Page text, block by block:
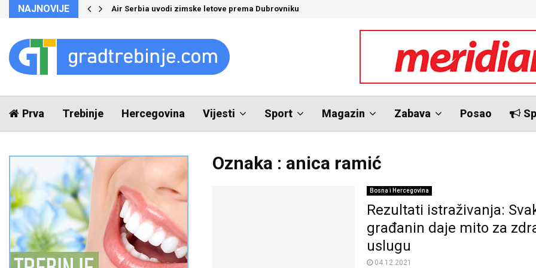
NAJNOVIJE Air Serbia uvodi zimske letove prema Dubrovniku
Prva Trebinje Hercegovina Vijesti Sport Magazin Zabava Posao
Oznaka : anica ramić
Bosna i Hercegovina
Rezultati istraživanja:
građanin daje mito za
uslugu
04.12.2021